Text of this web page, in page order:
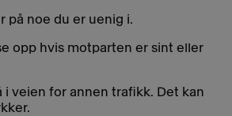
på noe du er uenig i.
opp hvis motparten er sint eller
i veien for annen trafikk. Det kan